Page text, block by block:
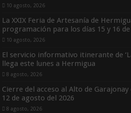
10 agosto, 2026
La XXIX Feria de Artesanía de
programación para los días 15 y 16
10 agosto, 2026
El servicio informativo itinerante de
llega este lunes a Hermigua
8 agosto, 2026
Cierre del acceso al Alto de
12 de agosto del 2026
8 agosto, 2026